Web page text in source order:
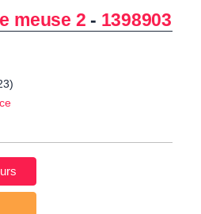
meuse 2 - 1398903